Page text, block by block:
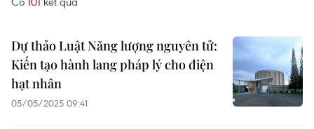
Dự thảo Luật Năng lượng nguyên tử:
Kiến tạo hành lang pháp lý cho điện
hạt nhân
05/05/2025 09:41